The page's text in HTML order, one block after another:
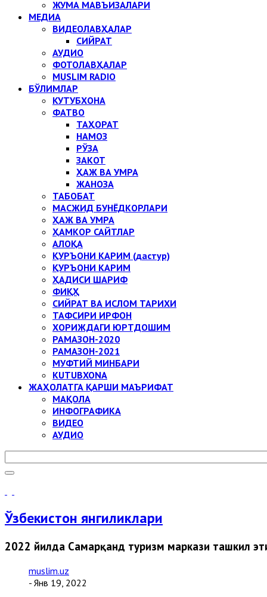
ЖУМА МАВЪИЗАЛАРИ
МЕДИА
ВИДЕОЛАВҲАЛАР
СИЙРАТ
АУДИО
ФОТОЛАВҲАЛАР
MUSLIM RADIO
БЎЛИМЛАР
КУТУБХОНА
ФАТВО
ТАҲОРАТ
НАМОЗ
РЎЗА
ЗАКОТ
ҲАЖ ВА УМРА
ЖАНОЗА
ТАБОБАТ
МАСЖИД БУНЁДКОРЛАРИ
ҲАЖ ВА УМРА
ҲАМКОР САЙТЛАР
АЛОҚА
ҚУРЪОНИ КАРИМ (дастур)
ҚУРЪОНИ КАРИМ
ҲАДИСИ ШАРИФ
ФИҚҲ
СИЙРАТ ВА ИСЛОМ ТАРИХИ
ТАФСИРИ ИРФОН
ХОРИЖДАГИ ЮРТДОШИМ
РАМАЗОН-2020
РАМАЗОН-2021
МУФТИЙ МИНБАРИ
KUTUBXONA
ЖАҲОЛАТГА ҚАРШИ МАЪРИФАТ
МАҚОЛА
ИНФОГРАФИКА
ВИДЕО
АУДИО
Ўзбекистон янгиликлари
2022 йилда Самарқанд туризм маркази ташкил
muslim.uz
- Янв 19, 2022